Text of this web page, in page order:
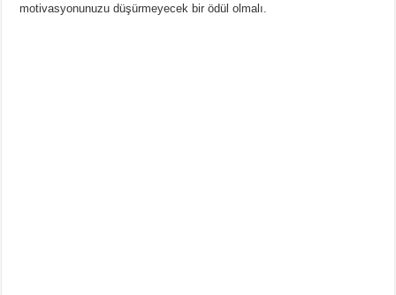
motivasyonunuzu düşürmeyecek bir ödül olmalı.